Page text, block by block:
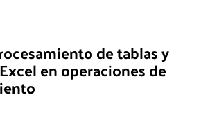
de tablas y
en operaciones de